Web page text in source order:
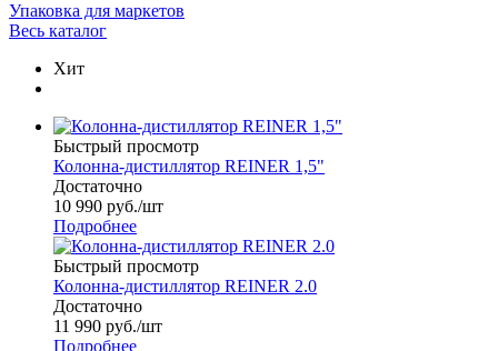
Упаковка для маркетов
Весь каталог
Хит
Быстрый просмотр
Колонна-дистиллятор REINER 1,5"
Достаточно
10 990 руб./шт
Подробнее
Быстрый просмотр
Колонна-дистиллятор REINER 2.0
Достаточно
11 990 руб./шт
Подробнее